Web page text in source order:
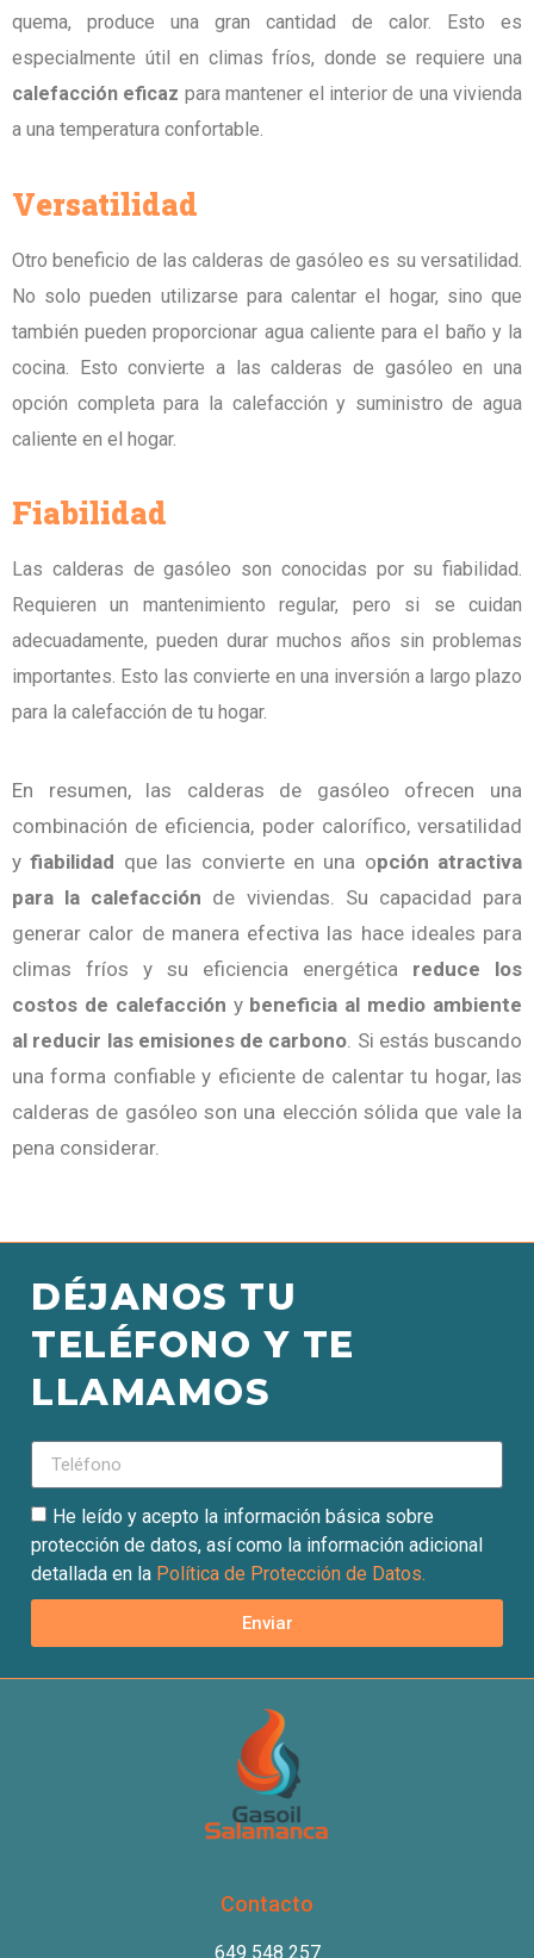
quema, produce una gran cantidad de calor. Esto es
especialmente útil en climas fríos, donde se requiere una
calefacción eficaz para mantener el interior de una vivienda
a una temperatura confortable.
Versatilidad
Otro beneficio de las calderas de gasóleo es su versatilidad.
No solo pueden utilizarse para calentar el hogar, sino que
también pueden proporcionar agua caliente para el baño y la
cocina. Esto convierte a las calderas de gasóleo en una
opción completa para la calefacción y suministro de agua
caliente en el hogar.
Fiabilidad
Las calderas de gasóleo son conocidas por su fiabilidad.
Requieren un mantenimiento regular, pero si se cuidan
adecuadamente, pueden durar muchos años sin problemas
importantes. Esto las convierte en una inversión a largo plazo
para la calefacción de tu hogar.
En resumen, las calderas de gasóleo ofrecen una
combinación de eficiencia, poder calorífico, versatilidad
yfiabilidad que las convierte en una opción atractiva
para la calefacción de viviendas. Su capacidad para
generar calor de manera efectiva las hace ideales para
climas fríos y su eficiencia energética reduce los
costos de calefacción y beneficia al medio ambiente
al reducir las emisiones de carbono . Si estás buscando
una forma confiable y eficiente de calentar tu hogar, las
calderas de gasóleo son una elección sólida que vale la
pena considerar.
DÉJANOS TU
TELÉFONO Y TE
LLAMAMOS
He leído y acepto la información básica sobre
protección de datos, así como la información adicional
detallada en la Política de Protección de Datos.
Enviar
Contacto
649 548 257